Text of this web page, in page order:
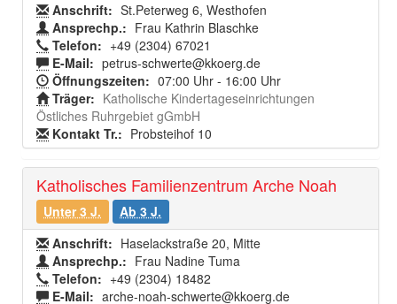
Anschrift: St.Peterweg 6, Westhofen
Ansprechp.: Frau Kathrin Blaschke
Telefon: +49 (2304) 67021
E-Mail: petrus-schwerte@kkoerg.de
Öffnungszeiten: 07:00 Uhr - 16:00 Uhr
Träger: Katholische Kindertageseinrichtungen
Östliches Ruhrgebiet gGmbH
Kontakt Tr.: Probsteihof 10
Katholisches Familienzentrum Arche Noah
Unter 3 J.
Ab 3 J.
Anschrift: Haselackstraße 20, Mitte
Ansprechp.: Frau Nadine Tuma
Telefon: +49 (2304) 18482
E-Mail: arche-noah-schwerte@kkoerg.de